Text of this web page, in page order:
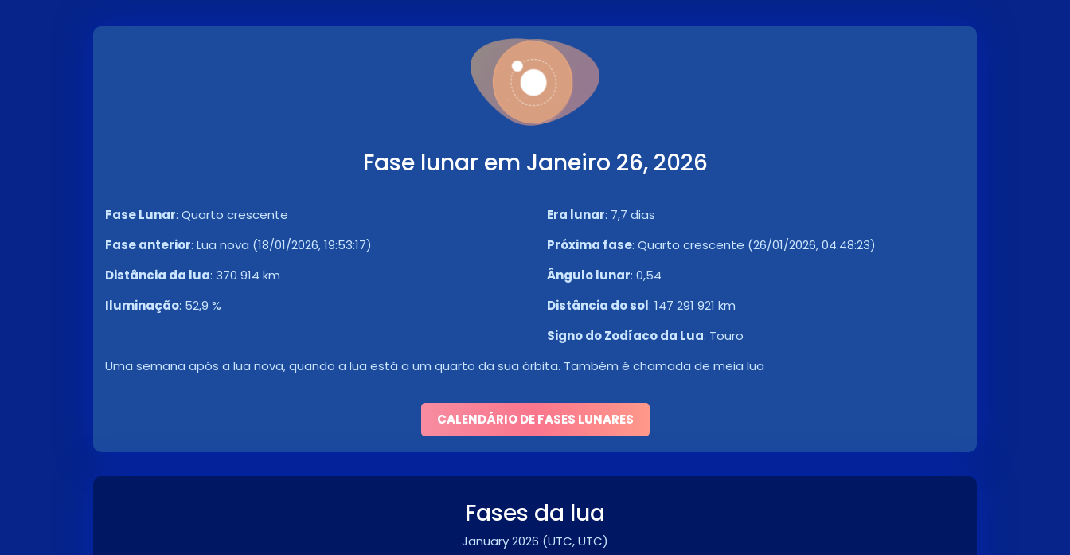
Fase lunar em Janeiro 26, 2026
Fase Lunar: Quarto crescente
Fase anterior: Lua nova (18/01/2026, 19:53:17)
Distância da lua: 370 914 km
Iluminação: 52,9 %
Era lunar: 7,7 dias
Próxima fase: Quarto crescente (26/01/2026, 04:48:23)
Ângulo lunar: 0,54
Distância do sol: 147 291 921 km
Signo do Zodíaco da Lua: Touro
Uma semana após a lua nova, quando a lua está a um quarto da sua órbita. Também é chamada de meia lua
CALENDÁRIO DE FASES LUNARES
Fases da lua
January 2026 (UTC, UTC)